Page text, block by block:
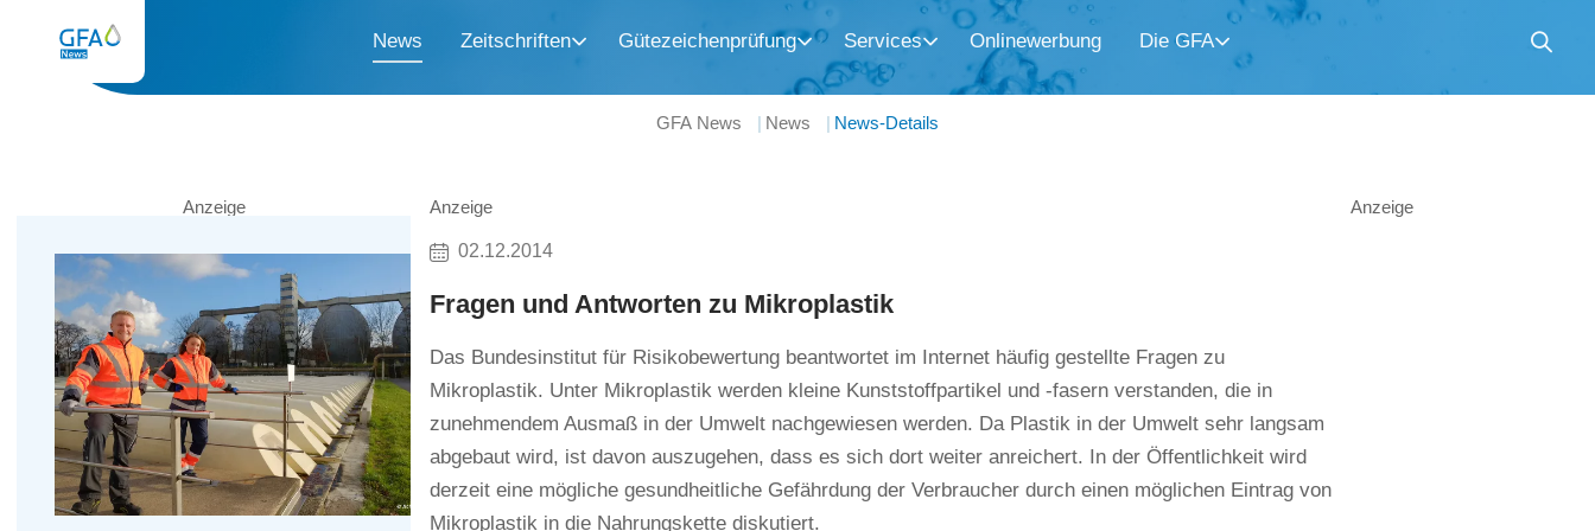
News Zeitschriften Gütezeichenprüfung Services Onlinewerbung Die GFA
GFA News News News-Details
Anzeige
02.12.2014
Fragen und Antworten zu Mikroplastik
Das Bundesinstitut für Risikobewertung beantwortet im Internet häufig gestellte Fragen zu
Mikroplastik. Unter Mikroplastik werden kleine Kunststoffpartikel und -fasern verstanden, die in
zunehmendem Ausmaß in der Umwelt nachgewiesen werden. Da Plastik in der Umwelt sehr langsam
abgebaut wird, ist davon auszugehen, dass es sich dort weiter anreichert. In der Öffentlichkeit wird
derzeit eine mögliche gesundheitliche Gefährdung der Verbraucher durch einen möglichen Eintrag von
Mikroplastik in die Nahrungskette diskutiert.
Anzeige Anzeige